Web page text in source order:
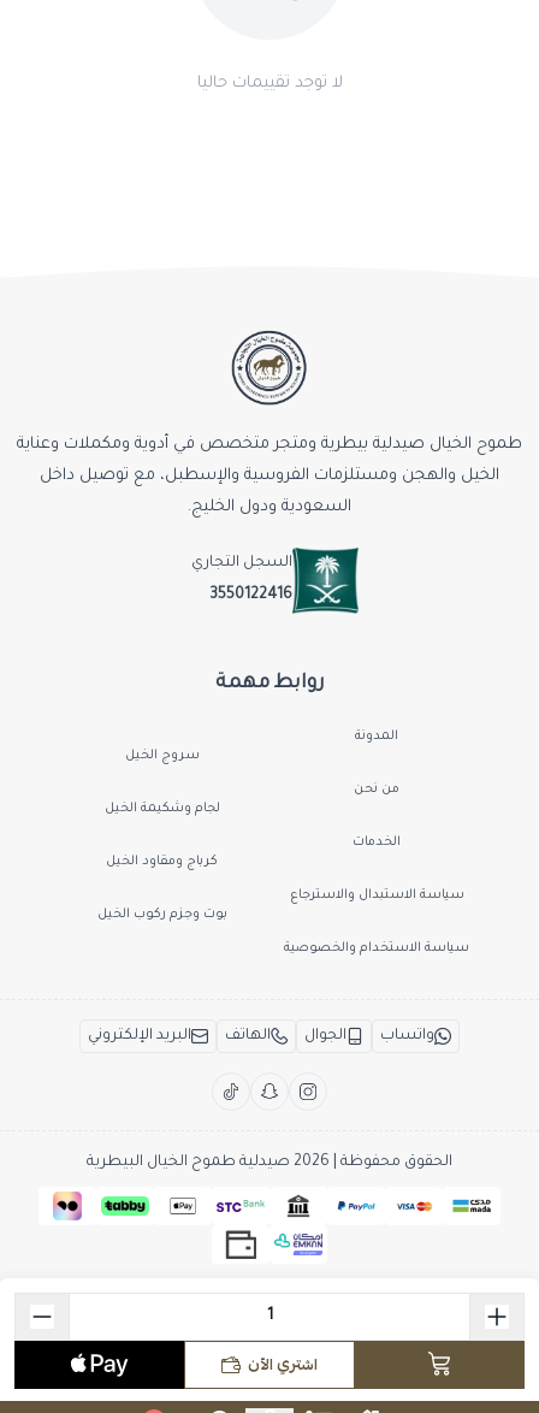
اشتري الآن
لا توجد تقييمات حاليا
روابط مهمة
المدونة
من نحن
الخدمات
سياسة الاستبدال والاسترجاع
سياسة الاستخدام والخصوصية
سروج الخيل
لجام وشكيمة الخيل
كرباج ومقاود الخيل
بوت وجزم ركوب الخيل
طموح الخيال صيدلية بيطرية ومتجر متخصص في أدوية ومكملات وعناية
الخيل والهجن ومستلزمات الفروسية والإسطبل، مع توصيل داخل
السعودية ودول الخليج.
السجل التجاري
3550122416
واتساب الجوال الهاتف البريد الإلكتروني
الحقوق محفوظة | 2026 صيدلية طموح الخيال البيطرية